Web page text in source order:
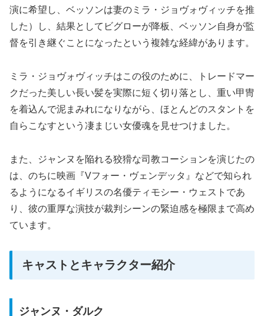
演に希望し、ベッソンは妻のミラ・ジョヴォヴィッチを推
した）し、結果としてビグローが降板、ベッソン自身が監
督を引き継ぐことになったという複雑な経緯があります。
ミラ・ジョヴォヴィッチはこの役のために、トレードマー
クだった美しい長い髪を実際に短く切り落とし、重い甲冑
を着込んで泥まみれになりながら、ほとんどのスタントを
自らこなすという凄まじい女優魂を見せつけました。
また、ジャンヌを陥れる狡猾な司教コーションを演じたの
は、のちに映画『Vフォー・ヴェンデッタ』などで知られ
るようになるイギリスの名優ティモシー・ウェストであ
り、彼の重厚な演技が裁判シーンの緊迫感を極限まで高め
ています。
キャストとキャラクター紹介
ジャンヌ・ダルク